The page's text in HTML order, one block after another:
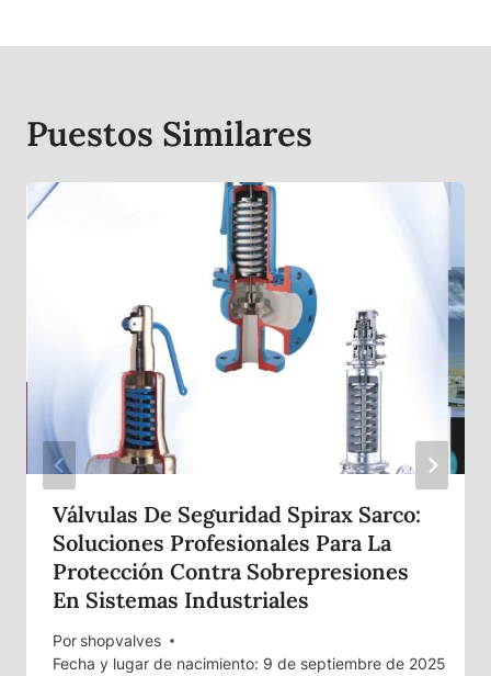
Puestos Similares
de
Válvulas De Seguridad Spirax Sarco:
Soluciones Profesionales Para La
Protección Contra Sobrepresiones
En Sistemas Industriales
Por shopvalves
Fecha y lugar de nacimiento: 9 de septiembre de 2025